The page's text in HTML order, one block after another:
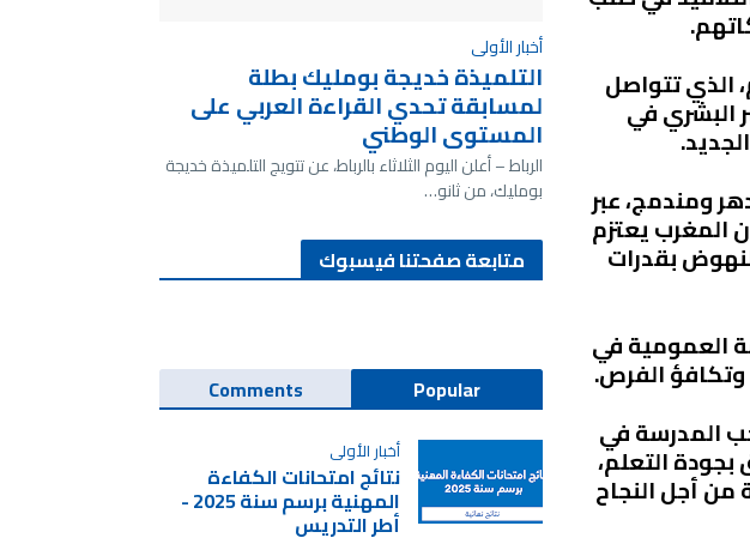
.
الذي تتواصل
البشري في
.
تنمية اقتصاد مزدهر ومندمج، عبر
المغرب يعتزم
بقدرات
العمومية في
الفرص.
المدرسة في
التعلم،
من أجل النجاح
أخبار الأولى
التلميذة خديجة بومليك بطلة
لمسابقة تحدي القراءة العربي على
المستوى الوطني
الرباط – أعلن اليوم الثلاثاء بالرباط، عن تتويج التلميذة خديجة
بومليك، من ثانو…
متابعة صفحتنا فيسبوك
Popular
Comments
أخبار الأولى
نتائج امتحانات الكفاءة
المهنية برسم سنة 2025 -
أطر التدريس